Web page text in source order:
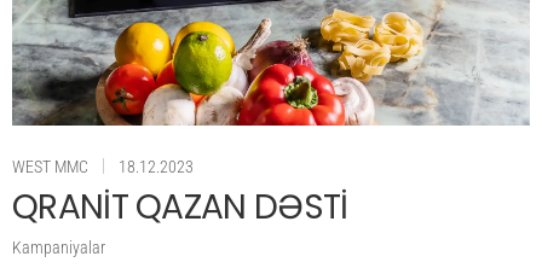
WEST MMC 18.12.2023
QRANİT QAZAN DƏSTİ
Kampaniyalar